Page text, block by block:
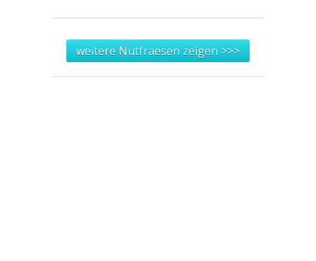
weitere Nutfraesen zeigen >>>